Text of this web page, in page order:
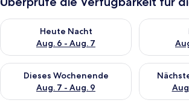
Heute Nacht
Aug. 6 - Aug. 7
Überprüfe die Verfügbarkeit für heute
Überprüfe
Dieses Wochenende
Aug. 7 - Aug. 9
Überprüfe die Verfügbarkeit für dieses
Überprüfe